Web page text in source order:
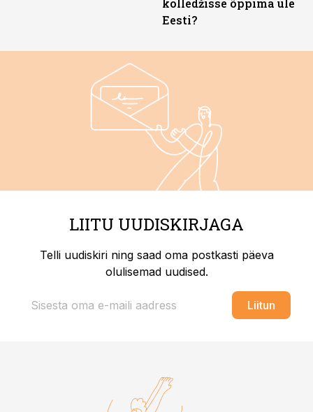
kolledžisse õppima üle
Eesti?
LIITU UUDISKIRJAGA
Telli uudiskiri ning saad oma postkasti päeva
olulisemad uudised.
Liitun